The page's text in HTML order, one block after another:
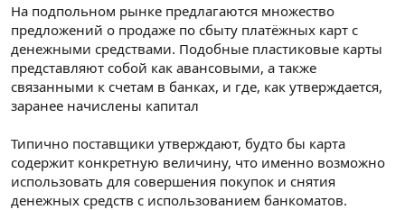
На подпольном рынке предлагаются множество
предложений о продаже по сбыту платёжных карт с
денежными средствами. Подобные пластиковые карты
представляют собой как авансовыми, а также
связанными к счетам в банках, и где, как утверждается,
заранее начислены капитал
Типично поставщики утверждают, будто бы карта
содержит конкретную величину, что именно возможно
использовать для совершения покупок и снятия
денежных средств с использованием банкоматов.